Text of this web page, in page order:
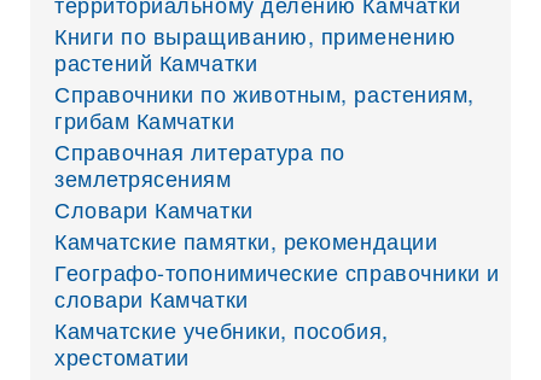
Книги по выращиванию, применению
растений Камчатки
Справочники по животным, растениям,
грибам Камчатки
Справочная литература по
землетрясениям
Словари Камчатки
Камчатские памятки, рекомендации
Географо-топонимические справочники и
словари Камчатки
Камчатские учебники, пособия,
хрестоматии